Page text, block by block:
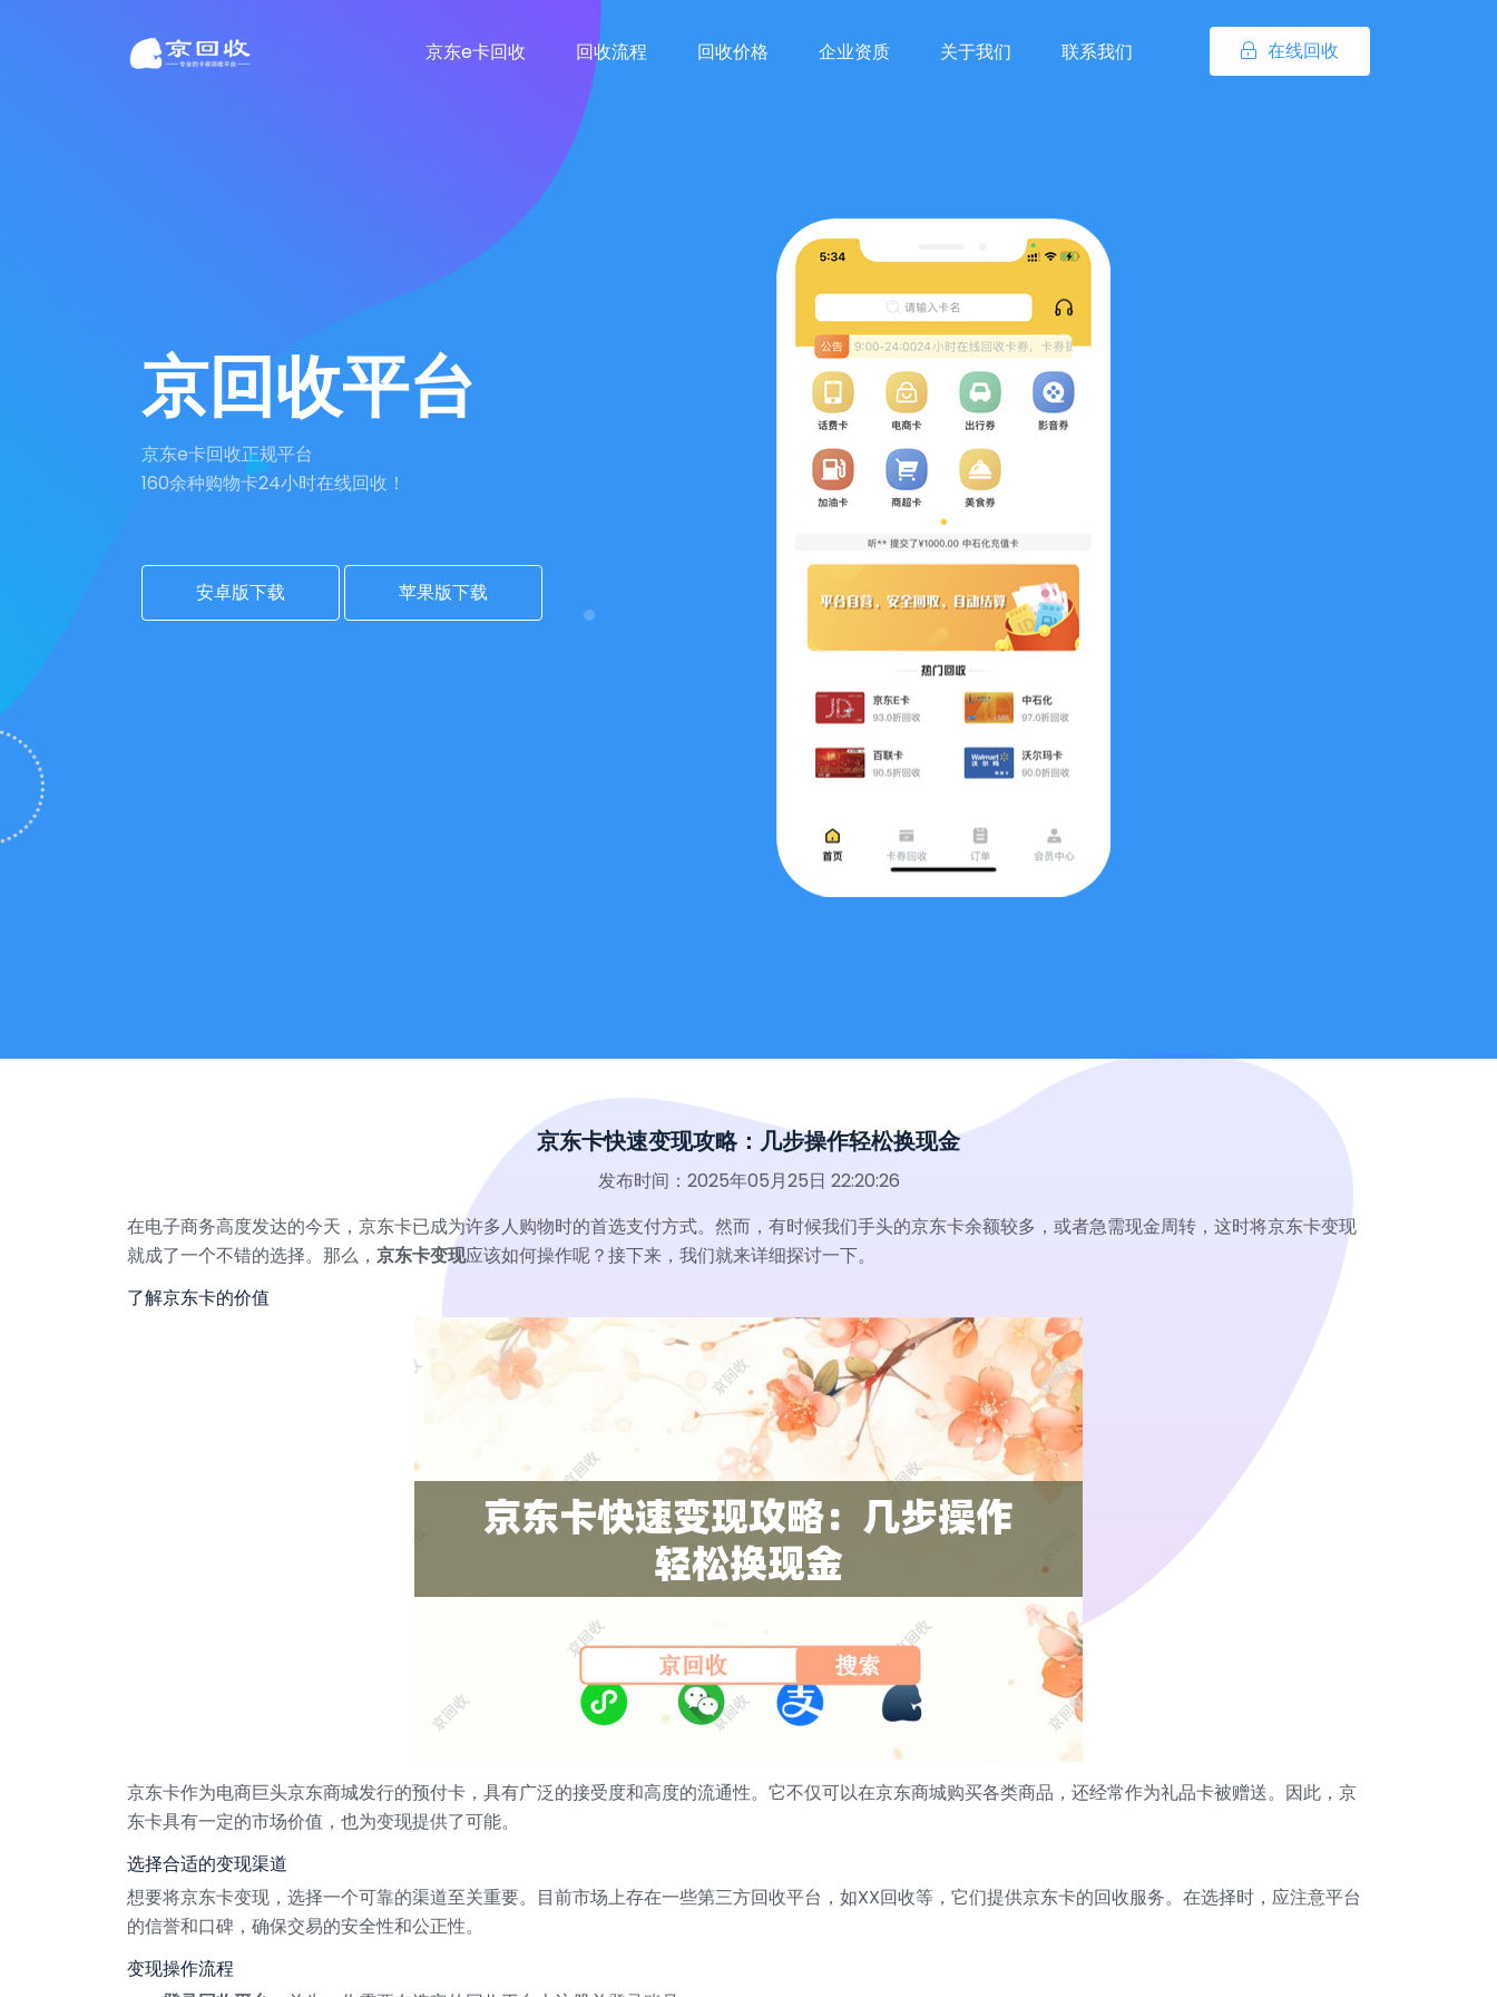
在线回收
京东e卡回收 回收流程 回收价格 企业资质 关于我们 联系我们
京回收平台
京东e卡回收正规平台
160余种购物卡24小时在线回收！
安卓版下载 苹果版下载
京东卡快速变现攻略：几步操作轻松换现金
发布时间：2025年05月25日 22:20:26
在电子商务高度发达的今天，京东卡已成为许多人购物时的首选支付方式。然而，有时候我们手头的京东卡余额较多，或者急需现金周转，这时将京东卡变现
就成了一个不错的选择。那么， 京东卡变现应该如何操作呢？接下来，我们就来详细探讨一下。
了解京东卡的价值
京东卡作为电商巨头京东商城发行的预付卡，具有广泛的接受度和高度的流通性。它不仅可以在京东商城购买各类商品，还经常作为礼品卡被赠送。因此，京
东卡具有一定的市场价值，也为变现提供了可能。
选择合适的变现渠道
想要将京东卡变现，选择一个可靠的渠道至关重要。目前市场上存在一些第三方回收平台，如XX回收等，它们提供京东卡的回收服务。在选择时，应注意平台
的信誉和口碑，确保交易的安全性和公正性。
变现操作流程